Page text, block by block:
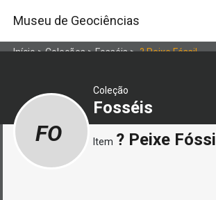
Museu de Geociências
Início>Coleções>Fosséis>? Peixe Fóssil
Coleção
Fosséis
FO Item ? Peixe Fóssil